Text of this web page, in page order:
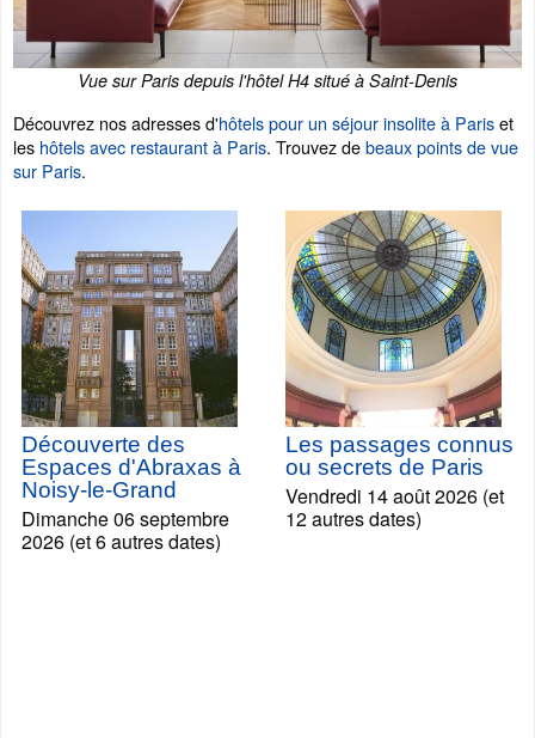
Vue sur Paris depuis l'hôtel H4 situé à Saint-Denis
Découvrez nos adresses d'hôtels pour un séjour insolite à Pariset
les hôtels avec restaurant à Paris. Trouvez debeaux points de vue
sur Paris.
Découverte des
Espaces d'Abraxas à
Noisy-le-Grand
Dimanche 06 septembre
2026 (et 6 autres dates)
Les passages connus
ou secrets de Paris
Vendredi 14 août 2026 (et
12 autres dates)